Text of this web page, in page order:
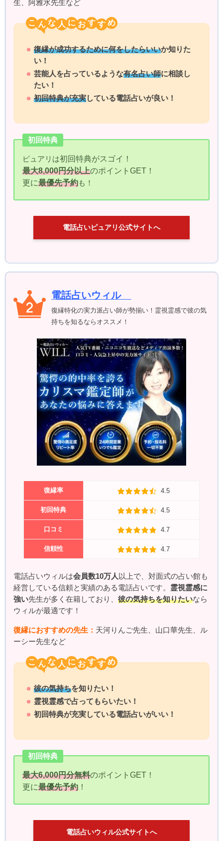
生、阿雅水先生など
こ な に す め
復縁が成功するために何をしたらいいか知りた
い！
芸能人を占っているような有名占い師に相談し
たい！
初回特典が充実している電話占いが良い！
初回特典
ピュアリは初回特典がスゴイ！
最大8,000円分以上のポイントGET！
更に最優先予約も！
電話占いピュアリ公式サイトへ
電話占いウィル
復縁特化の実力派占い師が勢揃い！霊視霊感で彼の気
持ちを知るならオススメ！
復縁率 4.5
初回特典 4.5
口コミ 4.7
信頼性 4.7
電話占いウィルは会員数10万人 以上で、対面式の占い館も
経営している信頼と実績のある電話占いです。 霊視霊感に
強い先生が多く在籍しており、彼の気持ちを知りたいなら
ウィルが最適です！
復縁におすすめの先生： 天河りんご先生、山口華先生、ル
ーシー先生など
こ な に す め
彼の気持ちを知りたい！
霊視霊感で占ってもらいたい！
初回特典が充実している電話占いがいい！
初回特典
最大6,000円分無料のポイントGET！
更に最優先予約 ！
電話占いウィル公式サイトへ